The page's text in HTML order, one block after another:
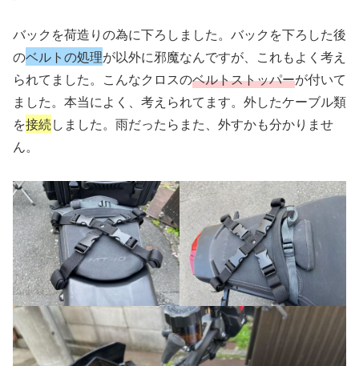
バックを荷造りの為に下ろしました。バックを下ろした後
のベルトの処理が以外に邪魔なんですが、これもよく考え
られてました。こんなクロスのベルトストッパーが付いて
ました。本当によく、考えられてます。外したケーブル類
を接続しました。雨だったらまた、外すかも分かりませ
ん。